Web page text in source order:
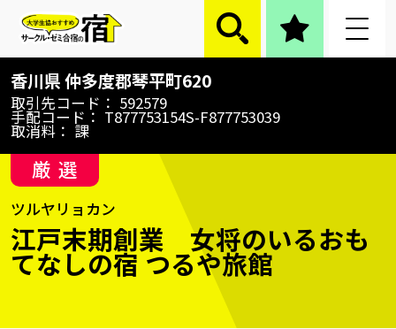
江戸末期創業 女将のいるおもてなしの宿 つるや
旅館
香川県仲多度郡琴平町620
取引先コード 592579
手配コード T877753154S-F877753039
取消料 課
厳選
ツルヤリョカン
江戸末期創業 女将のいるおも
てなしの宿 つるや旅館